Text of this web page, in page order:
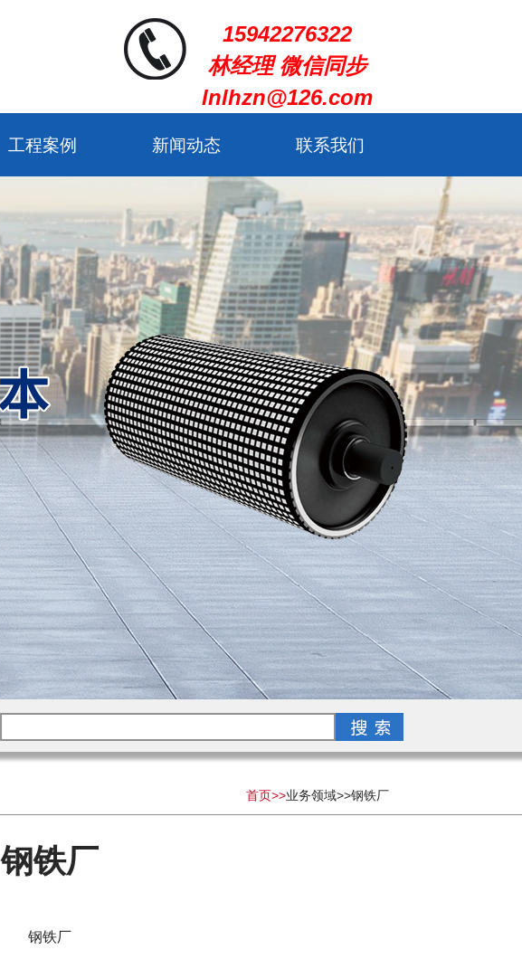
15942276322
林经理 微信同步
lnlhzn@126.com
工程案例 新闻动态 联系我们
首页>>业务领域>>钢铁厂
钢铁厂
钢铁厂